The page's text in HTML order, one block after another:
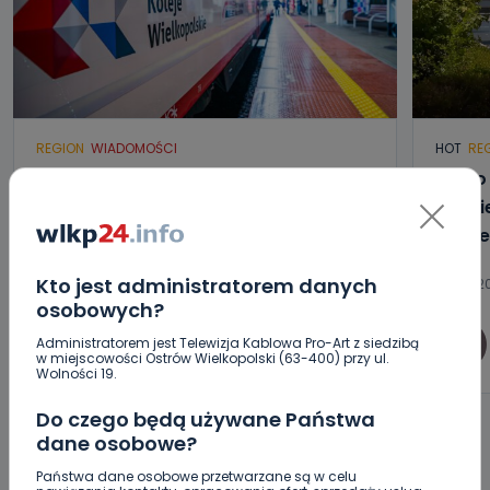
Kto jest administratorem danych
osobowych?
Administratorem jest Telewizja Kablowa Pro-Art z siedzibą
w miejscowości Ostrów Wielkopolski (63-400) przy ul.
Wolności 19.
Do czego będą używane Państwa
dane osobowe?
Państwa dane osobowe przetwarzane są w celu
REGION WIADOMOŚCI
wypadają Koleje Wielkopolskie?
08.08.2026 18:16
Paulina Szczepaniak 0
HOT